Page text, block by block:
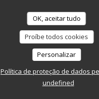
OK, aceitar tudo
Proíbe todos cookies
Personalizar
Política de proteção de dados
undefined
18:30 - 20:45
18:30 - 21:00
Métodos de pagamento